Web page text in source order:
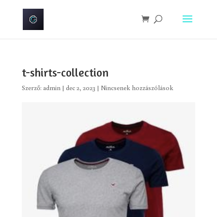
t-shirts-collection
Szerző: admin| dec 2, 2023 | Nincsenek hozzászólások